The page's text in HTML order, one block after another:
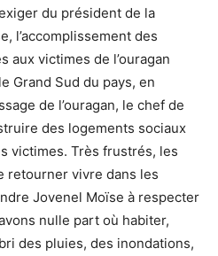
du président de la
l’accomplissement des
aux victimes de l’ouragan
Grand Sud du pays, en
de l’ouragan, le chef de
des logements sociaux
victimes. Très frustrés, les
retourner vivre dans les
Jovenel Moïse à respecter
nulle part où habiter,
des pluies, des inondations,